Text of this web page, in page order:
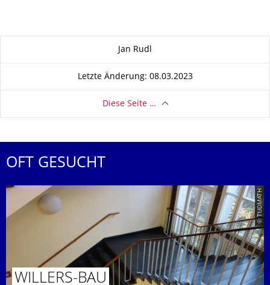
Jan Rudl
Letzte Änderung: 08.03.2023
Diese Seite …
OFT GESUCHT
© TUDMATH
WILLERS-BAU